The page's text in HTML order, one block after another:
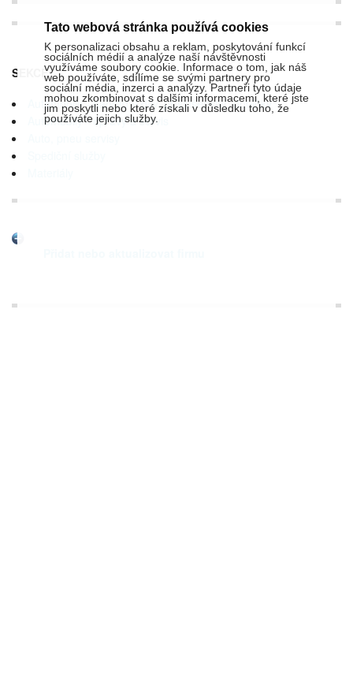
SEKCE:
Automobily - náhradní díly, příslušenství, doplňky
Automobily - opravy a servis
Tato webová stránka používá cookies
K personalizaci obsahu a reklam, poskytování funkcí
sociálních médií a analýze naší návštěvnosti
využíváme soubory cookie. Informace o tom, jak náš
web používáte, sdílíme se svými partnery pro
sociální média, inzerci a analýzy. Partneři tyto údaje
mohou zkombinovat s dalšími informacemi, které jste
jim poskytli nebo které získali v důsledku toho, že
používáte jejich služby.